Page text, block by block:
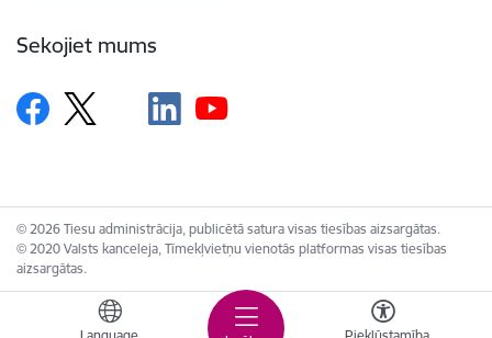
Language Piekļūstamība
Sekojiet mums
© 2026 Tiesu administrācija, publicētā satura visas tiesības aizsargātas.
© 2020 Valsts kanceleja, Tīmekļvietņu vienotās platformas visas tiesības
aizsargātas.